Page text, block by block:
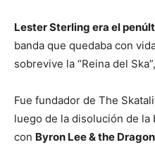
Lester Sterling era el
banda que quedaba con
sobrevive la “Reina del Ska”,
Fue fundador de The
luego de la disolución de la
con Byron Lee & the